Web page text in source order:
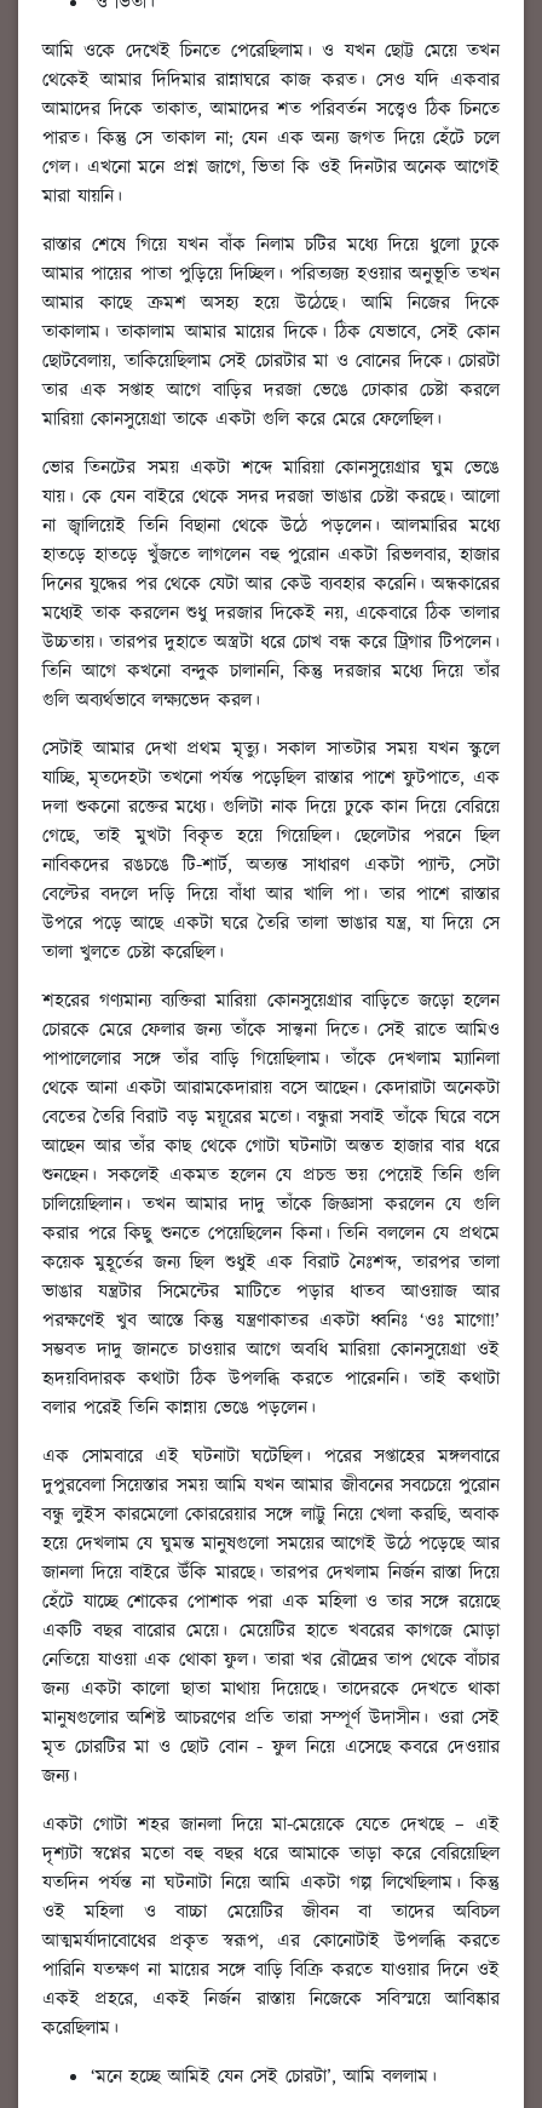
আমি ওকে দেখেই চিনতে পেরেছিলাম। ও যখন ছোট্ট মেয়ে তখন
থেকেই আমার দিদিমার রান্নাঘরে কাজ করত। সেও যদি একবার
আমাদের দিকে তাকাত, আমাদের শত পরিবর্তন সত্ত্বেও ঠিক চিনতে
পারত। কিন্তু সে তাকাল না; যেন এক অন্য জগত দিয়ে হেঁটে চলে
গেল। এখনো মনে প্রশ্ন জাগে, ভিতা কি ওই দিনটার অনেক আগেই
মারা যায়নি।
রাস্তার শেষে গিয়ে যখন বাঁক নিলাম চটির মধ্যে দিয়ে ধুলো ঢুকে
আমার পায়ের পাতা পুড়িয়ে দিচ্ছিল। পরিত্যজ্য হওয়ার অনুভূতি তখন
আমার কাছে ক্রমশ অসহ্য হয়ে উঠেছে। আমি নিজের দিকে
তাকালাম। তাকালাম আমার মায়ের দিকে। ঠিক যেভাবে, সেই কোন
ছোটবেলায়, তাকিয়েছিলাম সেই চোরটার মা ও বোনের দিকে। চোরটা
তার এক সপ্তাহ আগে বাড়ির দরজা ভেঙে ঢোকার চেষ্টা করলে
মারিয়া কোনসুয়েগ্রা তাকে একটা গুলি করে মেরে ফেলেছিল।
ভোর তিনটের সময় একটা শব্দে মারিয়া কোনসুয়েগ্রার ঘুম ভেঙে
যায়। কে যেন বাইরে থেকে সদর দরজা ভাঙার চেষ্টা করছে। আলো
না জ্বালিয়েই তিনি বিছানা থেকে উঠে পড়লেন। আলমারির মধ্যে
হাতড়ে হাতড়ে খুঁজতে লাগলেন বহু পুরোন একটা রিভলবার, হাজার
দিনের যুদ্ধের পর থেকে যেটা আর কেউ ব্যবহার করেনি। অন্ধকারের
মধ্যেই তাক করলেন শুধু দরজার দিকেই নয়, একেবারে ঠিক তালার
উচ্চতায়। তারপর দুহাতে অস্ত্রটা ধরে চোখ বন্ধ করে ট্রিগার টিপলেন।
তিনি আগে কখনো বন্দুক চালাননি, কিন্তু দরজার মধ্যে দিয়ে তাঁর
গুলি অব্যর্থভাবে লক্ষ্যভেদ করল।
সেটাই আমার দেখা প্রথম মৃত্যু। সকাল সাতটার সময় যখন স্কুলে
যাচ্ছি, মৃতদেহটা তখনো পর্যন্ত পড়েছিল রাস্তার পাশে ফুটপাতে, এক
দলা শুকনো রক্তের মধ্যে। গুলিটা নাক দিয়ে ঢুকে কান দিয়ে বেরিয়ে
গেছে, তাই মুখটা বিকৃত হয়ে গিয়েছিল। ছেলেটার পরনে ছিল
নাবিকদের রঙচঙে টি-শার্ট, অত্যন্ত সাধারণ একটা প্যান্ট, সেটা
বেল্টের বদলে দড়ি দিয়ে বাঁধা আর খালি পা। তার পাশে রাস্তার
উপরে পড়ে আছে একটা ঘরে তৈরি তালা ভাঙার যন্ত্র, যা দিয়ে সে
তালা খুলতে চেষ্টা করেছিল।
শহরের গণ্যমান্য ব্যক্তিরা মারিয়া কোনসুয়েগ্রার বাড়িতে জড়ো হলেন
চোরকে মেরে ফেলার জন্য তাঁকে সান্ত্বনা দিতে। সেই রাতে আমিও
পাপালেলোর সঙ্গে তাঁর বাড়ি গিয়েছিলাম। তাঁকে দেখলাম ম্যানিলা
থেকে আনা একটা আরামকেদারায় বসে আছেন। কেদারাটা অনেকটা
বেতের তৈরি বিরাট বড় ময়ূরের মতো। বন্ধুরা সবাই তাঁকে ঘিরে বসে
আছেন আর তাঁর কাছ থেকে গোটা ঘটনাটা অন্তত হাজার বার ধরে
শুনছেন। সকলেই একমত হলেন যে প্রচন্ড ভয় পেয়েই তিনি গুলি
চালিয়েছিলান। তখন আমার দাদু তাঁকে জিজ্ঞাসা করলেন যে গুলি
করার পরে কিছু শুনতে পেয়েছিলেন কিনা। তিনি বললেন যে প্রথমে
কয়েক মুহূর্তের জন্য ছিল শুধুই এক বিরাট নৈঃশব্দ, তারপর তালা
ভাঙার যন্ত্রটার সিমেন্টের মাটিতে পড়ার ধাতব আওয়াজ আর
পরক্ষণেই খুব আস্তে কিন্তু যন্ত্রণাকাতর একটা ধ্বনিঃ ‘ওঃ মাগো!’
সম্ভবত দাদু জানতে চাওয়ার আগে অবধি মারিয়া কোনসুয়েগ্রা ওই
হৃদয়বিদারক কথাটা ঠিক উপলব্ধি করতে পারেননি। তাই কথাটা
বলার পরেই তিনি কান্নায় ভেঙে পড়লেন।
এক সোমবারে এই ঘটনাটা ঘটেছিল। পরের সপ্তাহের মঙ্গলবারে
দুপুরবেলা সিয়েস্তার সময় আমি যখন আমার জীবনের সবচেয়ে পুরোন
বন্ধু লুইস কারমেলো কোররেয়ার সঙ্গে লাট্টু নিয়ে খেলা করছি, অবাক
হয়ে দেখলাম যে ঘুমন্ত মানুষগুলো সময়ের আগেই উঠে পড়েছে আর
জানলা দিয়ে বাইরে উঁকি মারছে। তারপর দেখলাম নির্জন রাস্তা দিয়ে
হেঁটে যাচ্ছে শোকের পোশাক পরা এক মহিলা ও তার সঙ্গে রয়েছে
একটি বছর বারোর মেয়ে। মেয়েটির হাতে খবরের কাগজে মোড়া
নেতিয়ে যাওয়া এক থোকা ফুল। তারা খর রৌদ্রের তাপ থেকে বাঁচার
জন্য একটা কালো ছাতা মাথায় দিয়েছে। তাদেরকে দেখতে থাকা
মানুষগুলোর অশিষ্ট আচরণের প্রতি তারা সম্পূর্ণ উদাসীন। ওরা সেই
মৃত চোরটির মা ও ছোট বোন - ফুল নিয়ে এসেছে কবরে দেওয়ার
জন্য।
একটা গোটা শহর জানলা দিয়ে মা-মেয়েকে যেতে দেখছে – এই
দৃশ্যটা স্বপ্নের মতো বহু বছর ধরে আমাকে তাড়া করে বেরিয়েছিল
যতদিন পর্যন্ত না ঘটনাটা নিয়ে আমি একটা গল্প লিখেছিলাম। কিন্তু
ওই মহিলা ও বাচ্চা মেয়েটির জীবন বা তাদের অবিচল
আত্মমর্যাদাবোধের প্রকৃত স্বরূপ, এর কোনোটাই উপলব্ধি করতে
পারিনি যতক্ষণ না মায়ের সঙ্গে বাড়ি বিক্রি করতে যাওয়ার দিনে ওই
একই প্রহরে, একই নির্জন রাস্তায় নিজেকে সবিস্ময়ে আবিষ্কার
করেছিলাম।
‘মনে হচ্ছে আমিই যেন সেই চোরটা’, আমি বললাম।